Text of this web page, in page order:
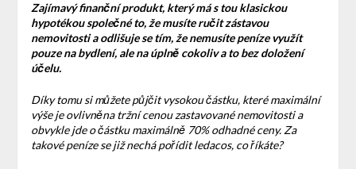
Zajímavý finanční produkt, který má s tou klasickou
hypotékou společné to, že musíte ručit zástavou
nemovitosti a odlišuje se tím, že nemusíte peníze využít
pouze na bydlení, ale na úplně cokoliv a to bez doložení
účelu.
Díky tomu si můžete půjčit vysokou částku, které maximální
výše je ovlivněna tržní cenou zastavované nemovitosti a
obvykle jde o částku maximálně 70% odhadné ceny. Za
takové peníze se již nechá pořídit ledacos, co říkáte?